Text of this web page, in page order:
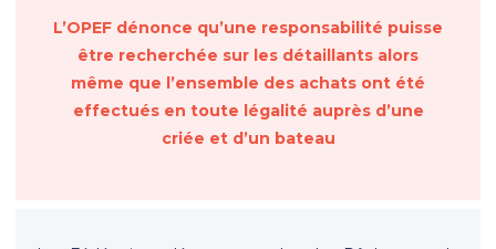
L’OPEF dénonce qu’une responsabilité puisse
être recherchée sur les détaillants alors
même que l’ensemble des achats ont été
effectués en toute légalité auprès d’une
criée et d’un bateau